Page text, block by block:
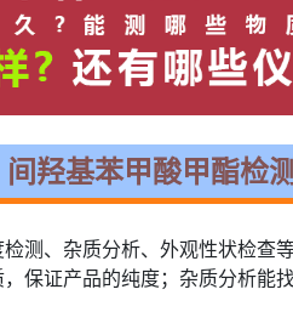
间羟基苯甲酸甲酯检
测、杂质分析、外观性状检
保证产品的纯度；杂质分析能